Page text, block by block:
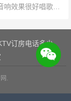
效果很好唱歌很
主要价格也是真的
活动力度也蛮...
订房电话多少
.